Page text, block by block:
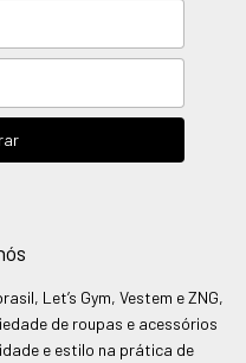
Let’s Gym, Vestem e ZNG,
de roupas e acessórios
e estilo na prática de